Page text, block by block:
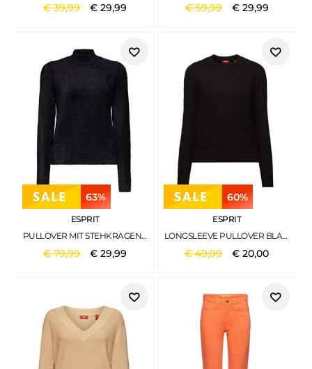
€39,99 €29,99 €59,99 € 29,99
63%
ESPRIT
PULLOVER MIT STEHKRAGEN AUS WOLLMIX BLACK
€79,99 €29,99
60%
ESPRIT
LONGSLEEVE PULLOVER BLACK
€49,99 €20,00